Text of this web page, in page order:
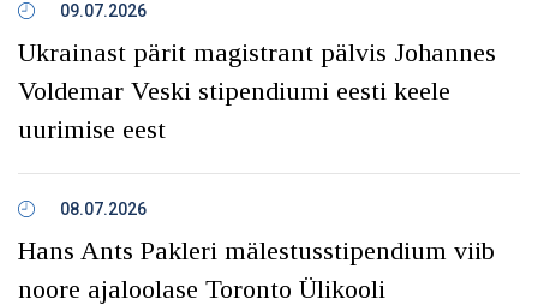
09.07.2026
Ukrainast pärit magistrant pälvis Johannes
Voldemar Veski stipendiumi eesti keele
uurimise eest
08.07.2026
Hans Ants Pakleri mälestusstipendium viib
noore ajaloolase Toronto Ülikooli